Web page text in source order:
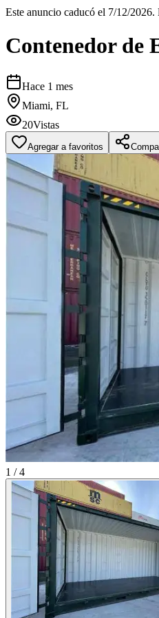
Este anuncio caducó el 7/12/2026.
Contenedor de
Hace 1 mes
Miami, FL
20Vistas
Agregar a favoritos
1 /4